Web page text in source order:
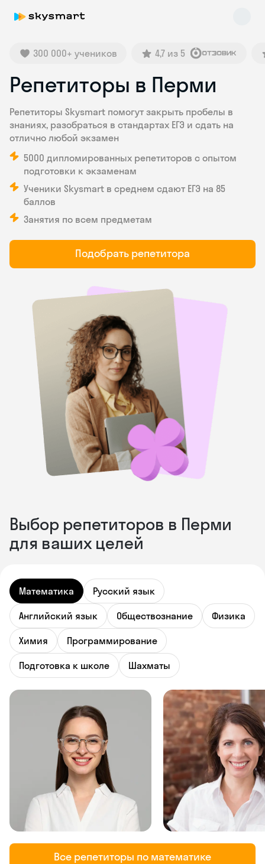
300 000+ учеников 4,7 из 5
Репетиторы в Перми
Репетиторы Skysmart помогут закрыть пробелы в
знаниях, разобраться в стандартах ЕГЭ и сдать на
отлично любой экзамен
5000 дипломированных репетиторов с опытом
подготовки к экзаменам
Ученики Skysmart в среднем сдают ЕГЭ на 85
баллов
Занятия по всем предметам
Подобрать репетитора
Выбор репетиторов в Перми
для ваших целей
Математика Русский язык
Английский язык Обществознание Физика
Химия Программирование
Подготовка к школе Шахматы
Все репетиторы по математике
online